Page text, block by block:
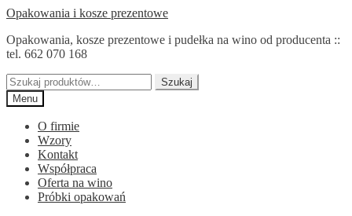
Przejdź
nawigacji
Przejdź
treści
Opakowania i kosze prezentowe
Opakowania, kosze prezentowe i pudełka na wino od producenta ::
tel. 662 070 168
Szukaj:
Szukaj
Menu
O firmie
Wzory
Kontakt
Współpraca
Oferta na wino
Próbki opakowań